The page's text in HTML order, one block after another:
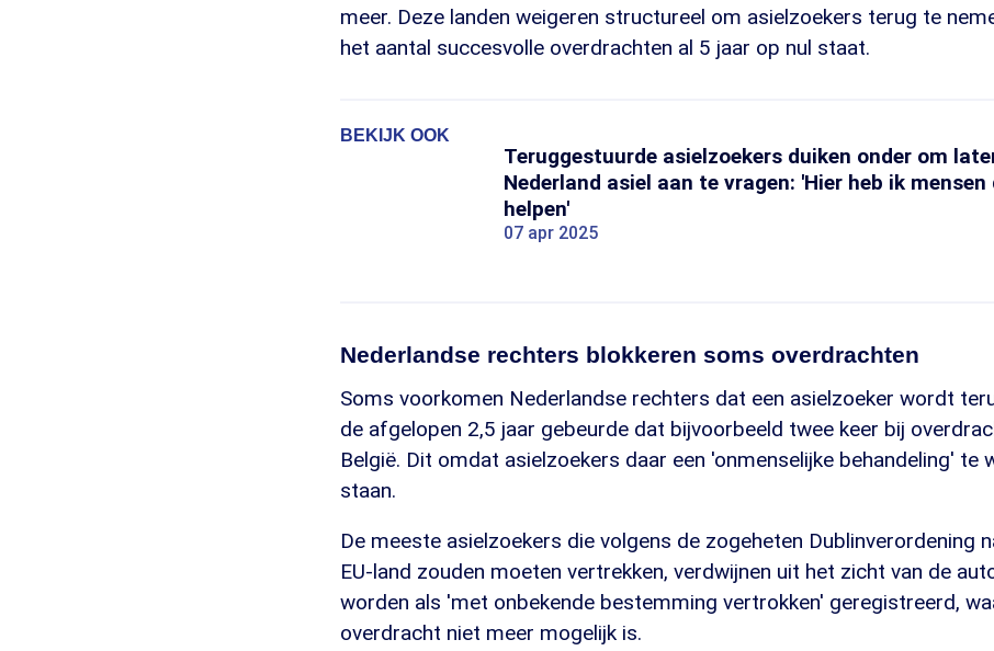
meer. Deze landen weigeren structureel om asielzoekers terug te
het aantal succesvolle overdrachten al 5 jaar op nul staat.
BEKIJK OOK
Teruggestuurde asielzoekers duiken onder om
Nederland asiel aan te vragen: 'Hier heb ik mensen
helpen'
07 apr 2025
Nederlandse rechters blokkeren soms overdrachten
Soms voorkomen Nederlandse rechters dat een asielzoeker wordt
de afgelopen 2,5 jaar gebeurde dat bijvoorbeeld twee keer bij
België. Dit omdat asielzoekers daar een 'onmenselijke behandeling' te
staan.
De meeste asielzoekers die volgens de zogeheten Dublinverordening
EU-land zouden moeten vertrekken, verdwijnen uit het zicht van de
worden als 'met onbekende bestemming vertrokken' geregistreerd,
overdracht niet meer mogelijk is.